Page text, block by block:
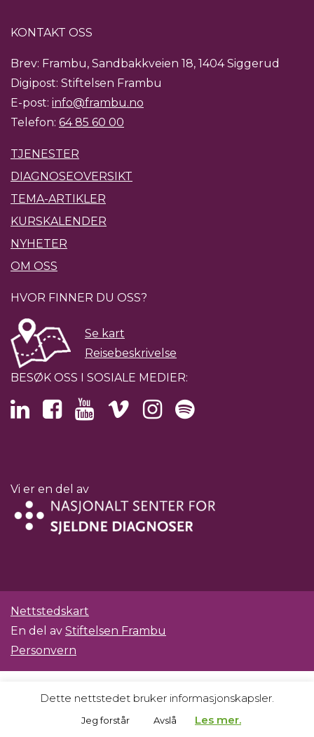
KONTAKT OSS
Brev: Frambu, Sandbakkveien 18, 1404 Siggerud
Digipost: Stiftelsen Frambu
E-post: info@frambu.no
Telefon: 64 85 60 00
TJENESTER
DIAGNOSEOVERSIKT
TEMA-ARTIKLER
KURSKALENDER
NYHETER
OM OSS
HVOR FINNER DU OSS?
Se kart
Reisebeskrivelse
BESØK OSS I SOSIALE MEDIER:
Vi er en del av
Nettstedskart
En del av Stiftelsen Frambu
Personvern
Dette nettstedet bruker informasjonskapsler.
Jeg forstår Avslå Les mer.